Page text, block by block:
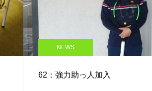
NEWS
62：強力助っ人加入